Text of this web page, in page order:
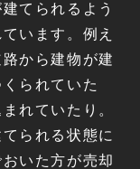
てられるよう
います。例え
から建物が建
られていた
れていたり。
られる状態に
いた方が売却